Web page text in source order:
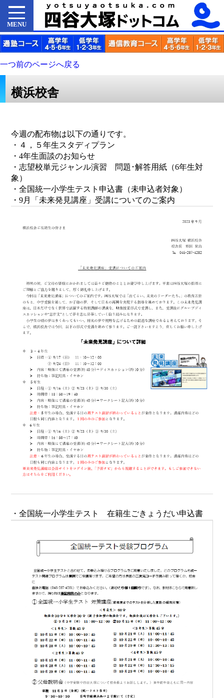
MENU
一つ前のページへ戻る
横浜校舎
今週の配布物は以下の通りです。
・４，５年生スタディプラン
・4年生面談のお知らせ
・志望校単元ジャンル演習 問題･解答用紙（6年生対
象）
・全国統一小学生テスト申込書（未申込者対象）
・9月「未来発見講座」受講についてのご案内
・全国統一小学生テスト 在籍生ごきょうだい申込書